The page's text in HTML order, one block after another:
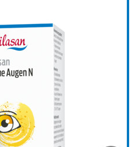
Similasan Trockene Augen